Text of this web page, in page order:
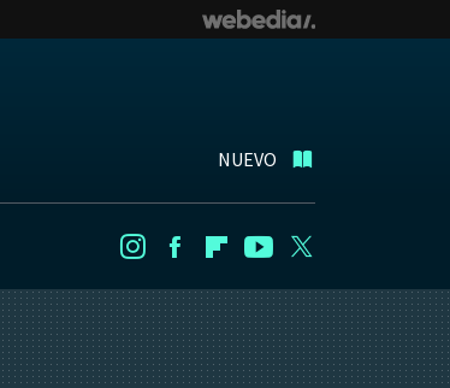
NUEVO
InstagramFacebookFlipboard
Youtube